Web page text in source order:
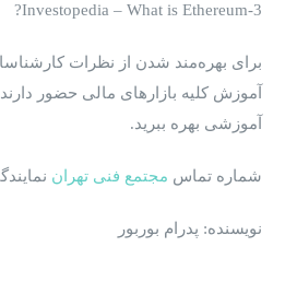
3-Investopedia – What is Ethereum?
برای بهره‌مند شدن از نظرات
آموزش کلیه بازارهای مالی حضور
آموزشی بهره ببرید.
شماره تماس مجتمع فنی تهران
نویسنده: پدرام بوربور